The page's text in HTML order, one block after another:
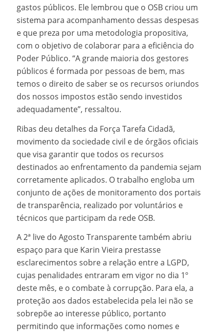
gastos públicos. Ele lembrou que o OSB criou um
sistema para acompanhamento dessas despesas
e que preza por uma metodologia propositiva,
com o objetivo de colaborar para a eficiência do
Poder Público. “A grande maioria dos gestores
públicos é formada por pessoas de bem, mas
temos o direito de saber se os recursos oriundos
dos nossos impostos estão sendo investidos
adequadamente”, ressaltou.
Ribas deu detalhes da Força Tarefa Cidadã,
movimento da sociedade civil e de órgãos oficiais
que visa garantir que todos os recursos
destinados ao enfrentamento da pandemia sejam
corretamente aplicados. O trabalho engloba um
conjunto de ações de monitoramento dos portais
de transparência, realizado por voluntários e
técnicos que participam da rede OSB.
A 2ª live do Agosto Transparente também abriu
espaço para que Karin Vieira prestasse
esclarecimentos sobre a relação entre a LGPD,
cujas penalidades entraram em vigor no dia 1º
deste mês, e o combate à corrupção. Para ela, a
proteção aos dados estabelecida pela lei não se
sobrepõe ao interesse público, portanto
permitindo que informações como nomes e